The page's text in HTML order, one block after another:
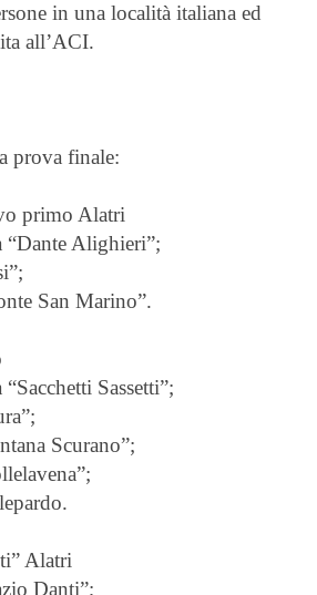
in una località italiana ed
all’ACI.
prova finale:
primo Alatri
Alighieri”;
San Marino”.
Sassetti”;
Scurano”;
Alatri
Danti”;